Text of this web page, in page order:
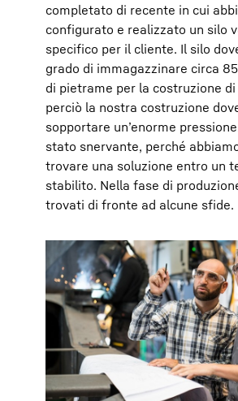
completato di recente in cui
configurato e realizzato un silo
specifico per il cliente. Il silo
grado di immagazzinare circa
di pietrame per la costruzione
perciò la nostra costruzione
sopportare un’enorme
stato snervante, perché
trovare una soluzione entro un
stabilito. Nella fase di
trovati di fronte ad alcune sfide.